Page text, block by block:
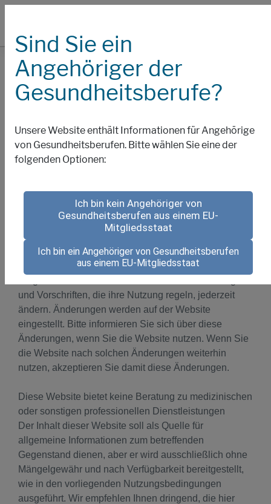
bitte aufmerksam durch, bevor Sie diese Website
nutzen
Die vorliegenden Nutzungsbedingungen beschreiben
Biogen International („Biogen“). Durch die Nutzung
dieser Website erklären Sie sich mit diesen
Nutzungsbedingungen einverstanden. Wenn Sie mit
diesen Nutzungsbedingungen nicht einverstanden
sind, nutzen Sie diese Website bitte nicht.
und Vorschriften, die ihre Nutzung regeln, jederzeit
ändern. Änderungen werden auf der Website
eingestellt. Bitte informieren Sie sich über diese
Änderungen, wenn Sie die Website nutzen. Wenn Sie
die Website nach solchen Änderungen weiterhin
nutzen, akzeptieren Sie damit diese Änderungen.
Diese Website bietet keine Beratung zu medizinischen
oder sonstigen professionellen Dienstleistungen
Der Inhalt dieser Website soll als Quelle für
allgemeine Informationen zum betreffenden
Gegenstand dienen, aber er wird ausschließlich ohne
Mängelgewähr und nach Verfügbarkeit bereitgestellt,
wie in den vorliegenden Nutzungsbedingungen
ausgeführt. Wir empfehlen Ihnen dringend, die hier
Sind Sie ein
Angehöriger der
Gesundheitsberufe?
Unsere Website enthält Informationen für Angehörige
von Gesundheitsberufen. Bitte wählen Sie eine der
folgenden Optionen:
Ich bin kein Angehöriger von
Gesundheitsberufen aus einem EU-
Mitgliedsstaat
Ich bin ein Angehöriger von Gesundheitsberufen
aus einem EU-Mitgliedsstaat